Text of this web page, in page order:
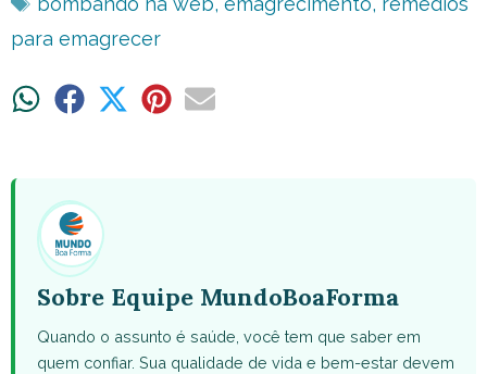
para emagrecer
ShareShare ShareShareShare
Sobre Equipe MundoBoaForma
Quando o assunto é saúde, você tem que saber em
quem confiar. Sua qualidade de vida e bem-estar devem